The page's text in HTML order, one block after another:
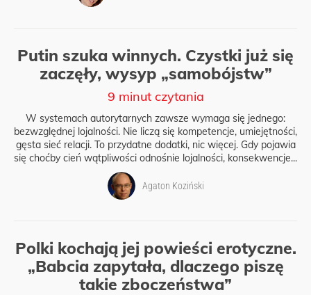
Putin szuka winnych. Czystki już się
zaczęły, wysyp „samobójstw”
9 minut czytania
W systemach autorytarnych zawsze wymaga się jednego:
bezwzględnej lojalności. Nie liczą się kompetencje, umiejętności,
gęsta sieć relacji. To przydatne dodatki, nic więcej. Gdy pojawia
się choćby cień wątpliwości odnośnie lojalności, konsekwencje...
Agaton Koziński
Polki kochają jej powieści erotyczne.
„Babcia zapytała, dlaczego piszę
takie zboczeństwa”